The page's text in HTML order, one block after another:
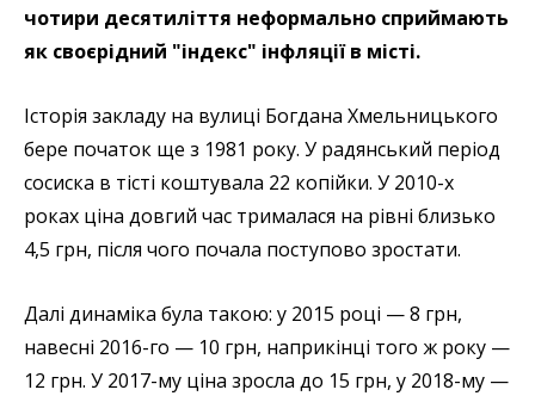
чотири десятиліття неформально сприймають
як своєрідний "індекс" інфляції в місті.
Історія закладу на вулиці Богдана Хмельницького
бере початок ще з 1981 року. У радянський період
сосиска в тісті коштувала 22 копійки. У 2010-х
роках ціна довгий час трималася на рівні близько
4,5 грн, після чого почала поступово зростати.
Далі динаміка була такою: у 2015 році — 8 грн,
навесні 2016-го — 10 грн, наприкінці того ж року —
12 грн. У 2017-му ціна зросла до 15 грн, у 2018-му —